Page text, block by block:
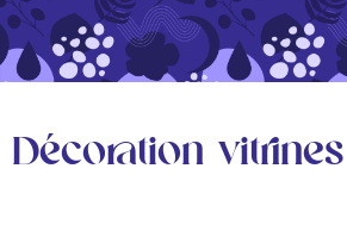
Décoration